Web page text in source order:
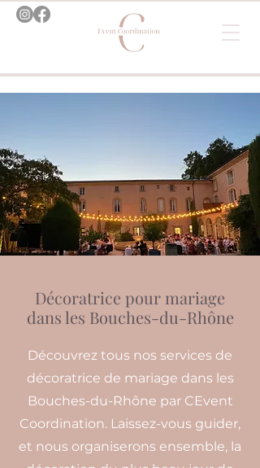
Décoratrice pour mariage
dans les Bouches-du-Rhône
Découvrez tous nos services de
décoratrice de mariage dans les
Bouches-du-Rhône par CEvent
Coordination. Laissez-vous guider,
et nous organiserons ensemble, la